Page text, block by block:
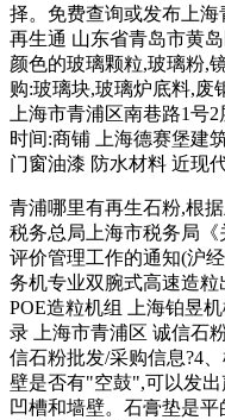
择。免费查询或发布上海
再生通 山东省青岛市黄
颜色的玻璃颗粒,玻璃粉,
购:玻璃块,玻璃炉底料,废
上海市青浦区南巷路1号
时间:商铺 上海德赛堡建
门窗油漆 防水材料 近现
青浦哪里有再生石粉,根
税务总局上海市税务局
评价管理工作的通知(沪
务机专业双腕式高速造
POE造粒机组 上海铂昱
录 上海市青浦区 诚信石
信石粉批发/采购信息?4
壁是否有"空鼓",可以发
凹槽和墙壁。石膏垫是